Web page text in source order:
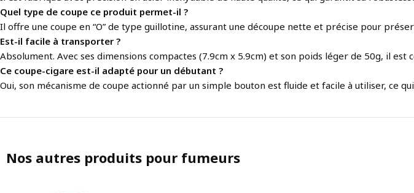
Quel type de coupe ce produit permet-il ?
Il offre une coupe en “O” de type guillotine, assurant une découpe nette et précise pour
Est-il facile à transporter ?
Absolument. Avec ses dimensions compactes (7.9cm x 5.9cm) et son poids léger de 50g, il
Ce coupe-cigare est-il adapté pour un débutant ?
Oui, son mécanisme de coupe actionné par un simple bouton est fluide et facile à utiliser, ce
Nos autres produits pour fumeurs